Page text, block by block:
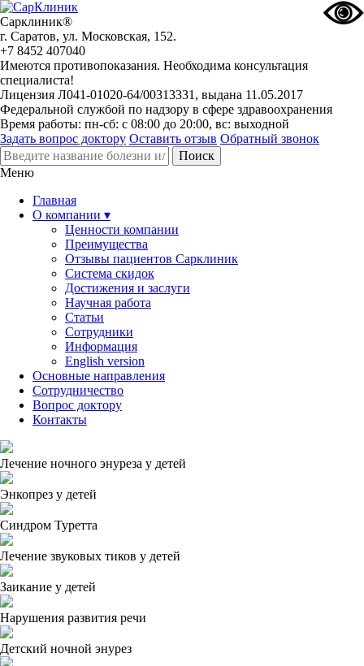
Сарклиник®
г. Саратов, ул. Московская, 152.
+7 8452 407040
Имеются противопоказания. Необходима консультация
специалиста!
Лицензия Л041-01020-64/00313331, выдана 11.05.2017
Федеральной службой по надзору в сфере здравоохранения
Время работы: пн-сб: с 08:00 до 20:00, вс: выходной
Задать вопрос доктору Оставить отзыв Обратный звонок
Меню
Главная
О компании ▾
Ценности компании
Преимущества
Отзывы пациентов Сарклиник
Система скидок
Достижения и заслуги
Научная работа
Статьи
Сотрудники
Информация
English version
Основные направления
Сотрудничество
Вопрос доктору
Контакты
Лечение ночного энуреза у детей
Энкопрез у детей
Синдром Туретта
Лечение звуковых тиков у детей
Заикание у детей
Нарушения развития речи
Детский ночной энурез